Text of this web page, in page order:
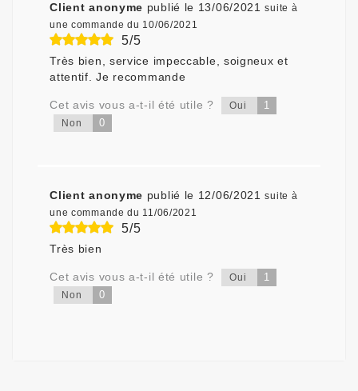
Client anonyme publié le 13/06/2021
suite à
une commande du 10/06/2021
5/5
Très bien, service impeccable, soigneux et
attentif. Je recommande
Cet avis vous a-t-il été utile ? Oui 1
Non 0
Client anonyme publié le 12/06/2021
suite à
une commande du 11/06/2021
5/5
Très bien
Cet avis vous a-t-il été utile ? Oui 1
Non 0